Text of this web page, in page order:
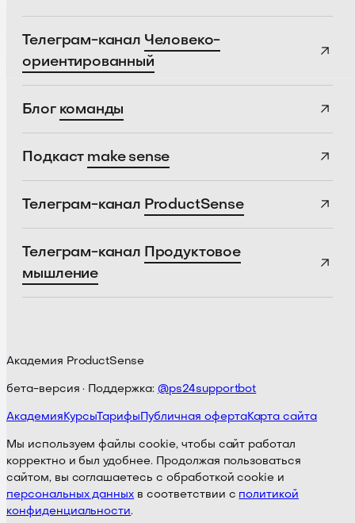
Телеграм-канал Человеко-
ориентированный
Блог команды
Подкаст make sense
Телеграм-канал ProductSense
Телеграм-канал Продуктовое
мышление
Академия ProductSense
бета-версия · Поддержка: @ps24supportbot
Академия КурсыТарифы Публичная офертаКарта сайта
Мы используем файлы cookie, чтобы сайт работал
корректно и был удобнее. Продолжая пользоваться
сайтом, вы соглашаетесь с обработкой cookie и
персональных данных в соответствии с политикой
конфиденциальности.